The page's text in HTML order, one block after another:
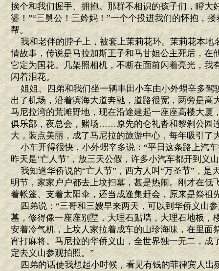
挨个和我们握手、拥抱。那群不相识的孩子们，瞪大
婆！”“三舅公！三妗妈！”一个个投进我们的怀抱，
帮。
我和老伴的脖子上，被套上茉莉花环。茉莉花本地
情故事，传说是马拉加斯王子和马甘妲公主死后，在
它定为国花。几架照相机，不断在面前闪着亮光，我
闪着泪花。
姐姐、四弟和我们坐一辆丰田小车由小外甥辛多驾
出了机场，沿着滨海大道奔驰，道路很宽，两旁是高
马尼拉湾的荒滩野地，现在沿途建起一座座高楼大厦
俱乐部，夜总会，赌场……原先的仑礼沓和黎刹公园
大，装点美丽，成了马尼拉的旅游中心，每年吸引了
小车开得很快，小外甥辛多说：“平日这条路上汽
昨天是‘亡人节’，放三天公假，许多小汽车都开到义
我知道华侨说的“亡人节”，西方人叫“万圣节”，是
明节，家家户户都去上坟扫墓，甚是热闹。刚才在低
着帐篷、支着太阳伞，还当成逢集赶会，原来是祭祖
四弟说：“三哥和三嫂早来两天，可以到华侨义山
墓，修得像一座座别墅，大理石贴墙，大理石地板，
安着冷气机，上坟人家拉着成车的山珍海味，在里面
宵打麻将。马尼拉的华侨义山，全世界独一无二，成
定去义山参观拍照。”
四弟的话使我想起小时候，看见有钱的菲律宾人出